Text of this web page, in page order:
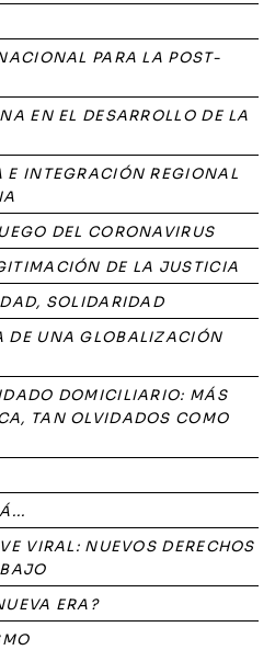
PARA LA POST-
EN EL DESARROLLO DE LA
E INTEGRACIÓN REGIONAL
DEL CORONAVIRUS
DE LA JUSTICIA
SOLIDARIDAD
DE UNA GLOBALIZACIÓN
DOMICILIARIO: MÁS
TAN OLVIDADOS COMO
VIRAL: NUEVOS DERECHOS
ERA?